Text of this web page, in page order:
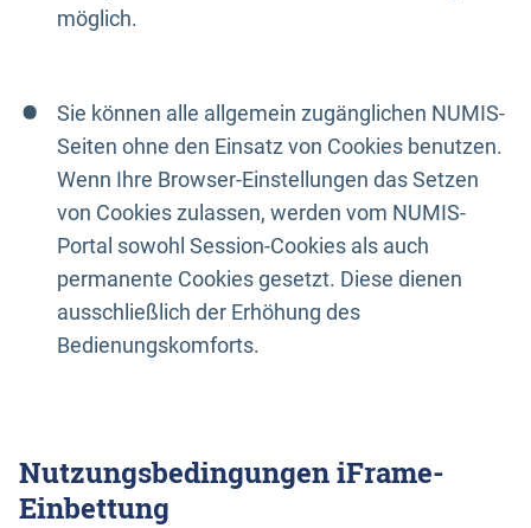
möglich.
Sie können alle allgemein zugänglichen NUMIS-
Seiten ohne den Einsatz von Cookies benutzen.
Wenn Ihre Browser-Einstellungen das Setzen
von Cookies zulassen, werden vom NUMIS-
Portal sowohl Session-Cookies als auch
permanente Cookies gesetzt. Diese dienen
ausschließlich der Erhöhung des
Bedienungskomforts.
Nutzungsbedingungen iFrame-
Einbettung